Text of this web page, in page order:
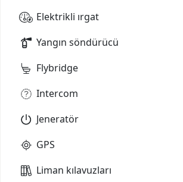
Elektrikli ırgat
Yangın söndürücü
Flybridge
Intercom
Jeneratör
GPS
Liman kılavuzları